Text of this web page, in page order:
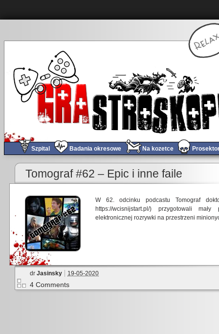
Szpital Badania okresowe Na kozetce
Tomograf #62 – Epic i inne faile
W 62. odcinku podcastu Tomograf
https://wcisnijstart.pl/) przygotowali
elektronicznej rozrywki na przestrzeni
dr Jasinsky 19-05-2020
4 Comments